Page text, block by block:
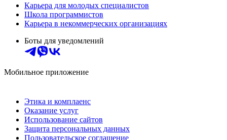
Карьера для молодых специалистов
Школа программистов
Карьера в некоммерческих организациях
Боты для уведомлений
Мобильное приложение
Этика и комплаенс
Оказание услуг
Использование сайтов
Защита персональных данных
Пользовательское соглашение